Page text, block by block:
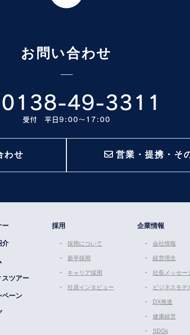
お問い合わせ
0138-49-3311
受付 平日9:00〜17:00
わせ 営業・提携・そ
ー
介
スツアー
ペーン
採用
採用について
新卒採用
キャリア採用
社員インタビュー
企業情報
会社情報
経営理念
社長メッセー
ビジネスモデ
DX推進
健康経営
SDGs